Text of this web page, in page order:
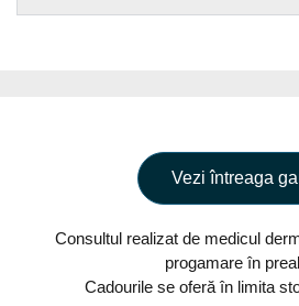
Vezi întreaga
Consultul realizat de medicul
progamare în
Cadourile se oferă în limita